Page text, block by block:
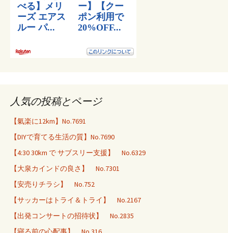
人気の投稿とページ
【氣楽に12km】No.7691
【DIYで育てる生活の質】No.7690
【4:30 30km で サブスリー支援】 No.6329
【大泉カインドの良さ】 No.7301
【安売りチラシ】 No.752
【サッカーはトライ＆トライ】 No.2167
【出発コンサートの招待状】 No.2835